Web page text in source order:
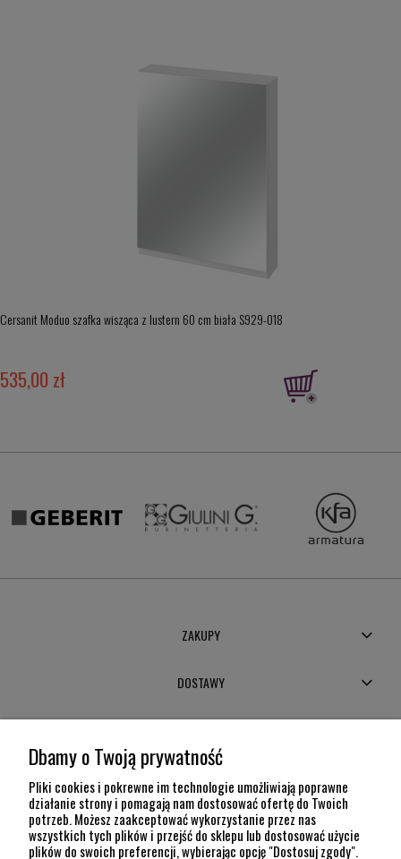
Cersanit Moduo szafka wisząca z lustern 60 cm biała S929-018
535,00 zł
ZAKUPY
DOSTAWY
POMOC
INFORMACJE
Dbamy o Twoją prywatność
Pliki cookies i pokrewne im technologie umożliwiają poprawne
działanie strony i pomagają nam dostosować ofertę do Twoich
potrzeb. Możesz zaakceptować wykorzystanie przez nas
wszystkich tych plików i przejść do sklepu lub dostosować użycie
plików do swoich preferencji, wybierając opcję "Dostosuj zgody".